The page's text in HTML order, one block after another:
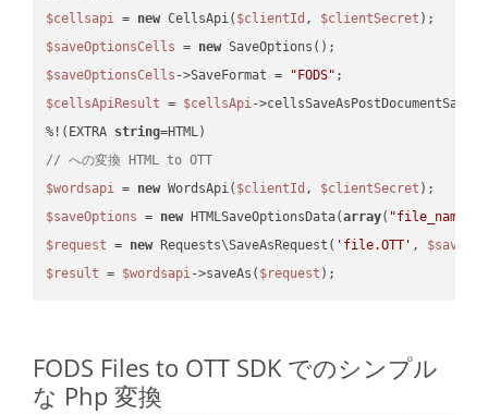
$cellsapi = new CellsApi( $clientId , $clientSecret
$saveOptionsCells = new
$saveOptionsCells ->SaveFormat = "FODS"
$cellsApiResult = $cellsApi-
%!(EXTRA string
// への変換 HTML to OTT
$wordsapi = new WordsApi( $clientId , $clientSecret
$saveOptions = new HTMLSaveOptionsData(array( "file_name"
$request = new Requests\SaveAsRequest( 'file.OTT' ,
$result = $wordsapi->saveAs( $request
FODS Files to OTT SDK でのシンプル
な Php 変換